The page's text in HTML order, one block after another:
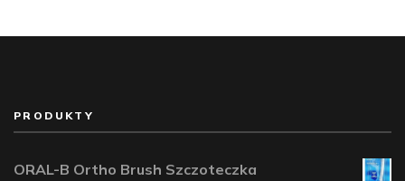
PRODUKTY
ORAL-B Ortho Brush Szczoteczka